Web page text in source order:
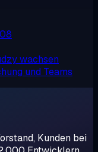
wachsen
und Teams
Kunden bei